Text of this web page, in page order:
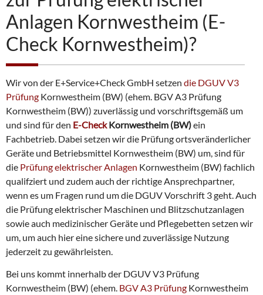
Anlagen Kornwestheim (E-
Check Kornwestheim)?
Wir von der E+Service+Check GmbH setzen die DGUV V3
Prüfung Kornwestheim (BW) (ehem. BGV A3 Prüfung
Kornwestheim (BW)) zuverlässig und vorschriftsgemäß um
und sind für den E-CheckKornwestheim (BW)ein
Fachbetrieb. Dabei setzen wir die Prüfung ortsveränderlicher
Geräte und Betriebsmittel Kornwestheim (BW) um, sind für
die Prüfung elektrischer Anlagen Kornwestheim (BW) fachlich
qualifziert und zudem auch der richtige Ansprechpartner,
wenn es um Fragen rund um die DGUV Vorschrift 3 geht. Auch
die Prüfung elektrischer Maschinen und Blitzschutzanlagen
sowie auch medizinischer Geräte und Pflegebetten setzen wir
um, um auch hier eine sichere und zuverlässige Nutzung
jederzeit zu gewährleisten.
Bei uns kommt innerhalb der DGUV V3 Prüfung
Kornwestheim (BW) (ehem. BGV A3 Prüfung Kornwestheim